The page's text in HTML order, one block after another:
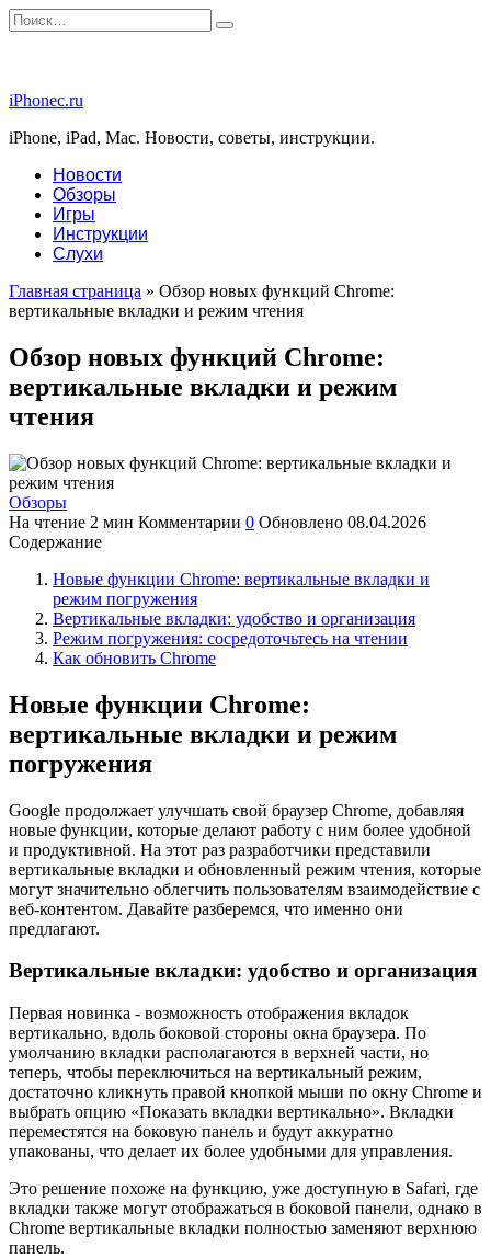
Перейти
к
Search
for:
iPhonec.ru
iPhone, iPad, Mac. Новости, советы, инструкции.
Новости
Обзоры
Игры
Инструкции
Слухи
Главная страница » Обзор новых функций Chrome:
вертикальные вкладки и режим чтения
Обзор новых функций Chrome:
вертикальные вкладки и режим
чтения
Обзоры
На чтение 2 мин Комментарии 0 Обновлено 08.04.2026
Содержание
Новые функции Chrome: вертикальные вкладки и
режим погружения
Вертикальные вкладки: удобство и организация
Режим погружения: сосредоточьтесь на чтении
Как обновить Chrome
Новые функции Chrome:
вертикальные вкладки и режим
погружения
Google продолжает улучшать свой браузер Chrome, добавляя
новые функции, которые делают работу с ним более удобной
и продуктивной. На этот раз разработчики представили
вертикальные вкладки и обновленный режим чтения, которые
могут значительно облегчить пользователям взаимодействие с
веб-контентом. Давайте разберемся, что именно они
предлагают.
Вертикальные вкладки: удобство и организация
Первая новинка - возможность отображения вкладок
вертикально, вдоль боковой стороны окна браузера. По
умолчанию вкладки располагаются в верхней части, но
теперь, чтобы переключиться на вертикальный режим,
достаточно кликнуть правой кнопкой мыши по окну Chrome и
выбрать опцию «Показать вкладки вертикально». Вкладки
переместятся на боковую панель и будут аккуратно
упакованы, что делает их более удобными для управления.
Это решение похоже на функцию, уже доступную в Safari, где
вкладки также могут отображаться в боковой панели, однако в
Chrome вертикальные вкладки полностью заменяют верхнюю
панель.